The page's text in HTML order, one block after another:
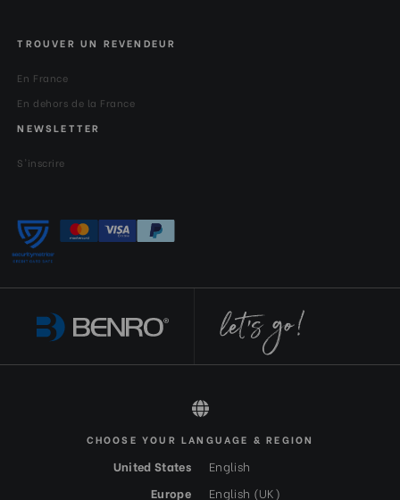
TROUVER UN REVENDEUR
En France
En dehors de la France
NEWSLETTER
S'inscrire
All rights reserved 2026 © Benro FR-EUR
CHOOSE YOUR LANGUAGE & REGION
United States
English
Europe
English (UK)